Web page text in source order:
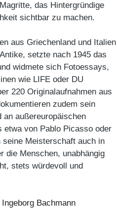
das Hintergründige
sichtbar zu machen.
aus Griechenland und Italien
setzte nach 1945 das
widmete sich Fotoessays,
wie LIFE oder DU
220 Originalaufnahmen aus
zudem sein
an außereuropäischen
etwa von Pablo Picasso oder
seine Meisterschaft auch in
die Menschen, unabhängig
stets würdevoll und
Bachmann